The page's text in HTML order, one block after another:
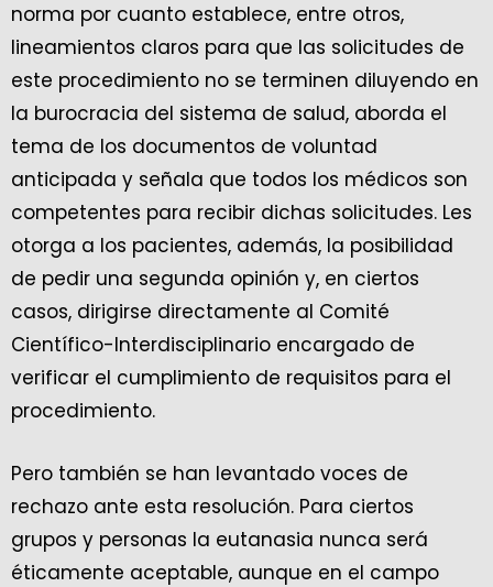
norma por cuanto establece, entre otros,
lineamientos claros para que las solicitudes de
este procedimiento no se terminen diluyendo en
la burocracia del sistema de salud, aborda el
tema de los documentos de voluntad
anticipada y señala que todos los médicos son
competentes para recibir dichas solicitudes. Les
otorga a los pacientes, además, la posibilidad
de pedir una segunda opinión y, en ciertos
casos, dirigirse directamente al Comité
Científico-Interdisciplinario encargado de
verificar el cumplimiento de requisitos para el
procedimiento.
Pero también se han levantado voces de
rechazo ante esta resolución. Para ciertos
grupos y personas la eutanasia nunca será
éticamente aceptable, aunque en el campo